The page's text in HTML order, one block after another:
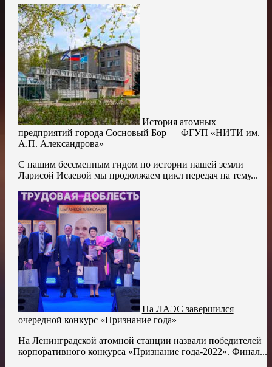
История атомных
предприятий города Сосновый Бор — ФГУП «НИТИ им.
А.П. Александрова»
С нашим бессменным гидом по истории нашей земли
Ларисой Исаевой мы продолжаем цикл передач на тему...
На ЛАЭС завершился
очередной конкурс «Признание года»
На Ленинградской атомной станции назвали победителей
корпоративного конкурса «Признание года-2022». Финал...